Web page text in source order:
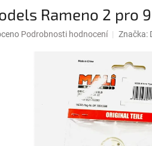
Rameno 2 pro
Podrobnosti hodnocení Značka: